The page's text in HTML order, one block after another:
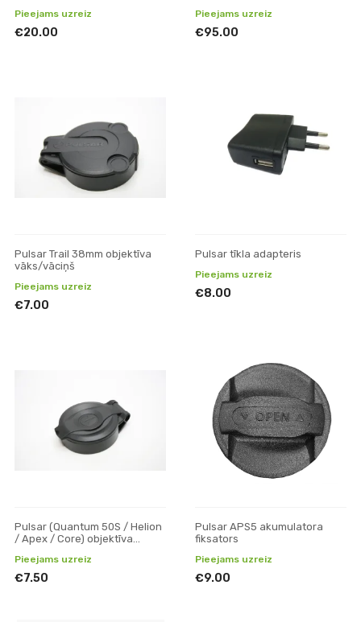
Pieejams uzreiz
€20.00
Pieejams uzreiz
€95.00
Pulsar Trail 38mm objektīva
vāks/vāciņš
Pieejams uzreiz
€7.00
Pulsar tīkla adapteris
Pieejams uzreiz
€8.00
Pulsar (Quantum 50S / Helion
/ Apex / Core) objektīva
Pieejams uzreiz
€7.50
Pulsar APS5 akumulatora
fiksators
Pieejams uzreiz
€9.00